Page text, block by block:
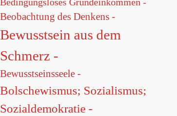
Beobachtung des Denkens -
Bewusstsein aus dem
Schmerz -
Bewusstseinsseele -
Bolschewismus; Sozialismus;
Sozialdemokratie -